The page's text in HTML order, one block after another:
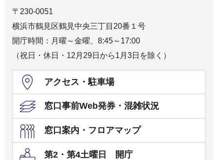
〒230-0051
横浜市鶴見区鶴見中央三丁目20番１号
開庁時間：月曜～金曜、8:45～17:00
（祝日・休日・12月29日から1月3日を除く）
アクセス・駐車場
窓口事前Web発券・混雑状況
窓口案内・フロアマップ
第2・第4土曜日 開庁